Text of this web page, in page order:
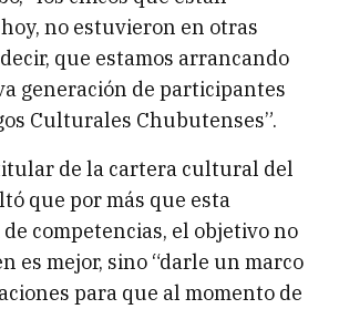
no estuvieron en otras
que estamos arrancando
generación de participantes
Culturales Chubutenses”.
de la cartera cultural del
que por más que esta
competencias, el objetivo no
es mejor, sino “darle un marco
para que al momento de